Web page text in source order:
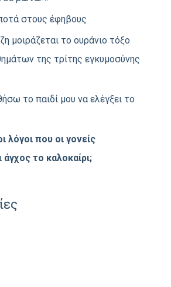
στους έφηβους
μοιράζεται το ουράνιο τόξο
της τρίτης εγκυμοσύνης
το παιδί μου να ελέγξει το
λόγοι που οι γονείς
άγχος το καλοκαίρι;